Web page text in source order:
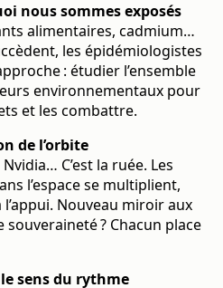
nous sommes exposés
alimentaires, cadmium…
les épidémiologistes
: étudier l’ensemble
environnementaux pour
et les combattre.
de l’orbite
C’est la ruée. Les
l’espace se multiplient,
Nouveau miroir aux
? Chacun place
sens du rythme